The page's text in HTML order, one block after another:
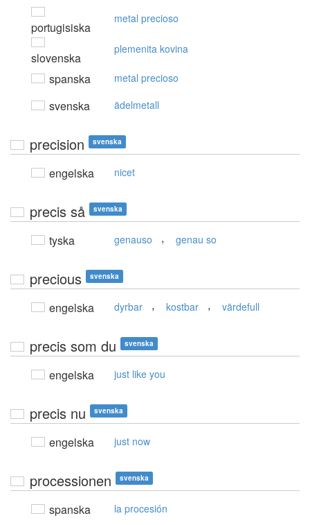
portugisiska
metal precioso
slovenska
plemenita kovina
spanska metal precioso
svenska ädelmetall
precision svenska
engelska nicet
precis så svenska
tyska genauso , genau so
precious svenska
engelska dyrbar , kostbar , värdefull
precis som du svenska
engelska just like you
precis nu svenska
engelska just now
processionen svenska
spanska la procesión